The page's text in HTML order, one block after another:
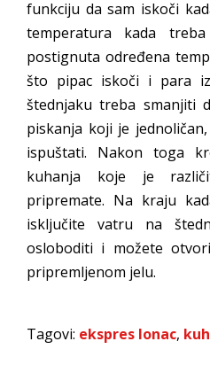
funkciju da sam iskoči
temperatura kada
postignuta određena
što pipac iskoči i para
štednjaku treba smanjiti
piskanja koji je
ispuštati. Nakon toga
kuhanja koje je
pripremate. Na kraju
isključite vatru na
osloboditi i možete
pripremljenom jelu.
Tagovi: ekspres lonac,